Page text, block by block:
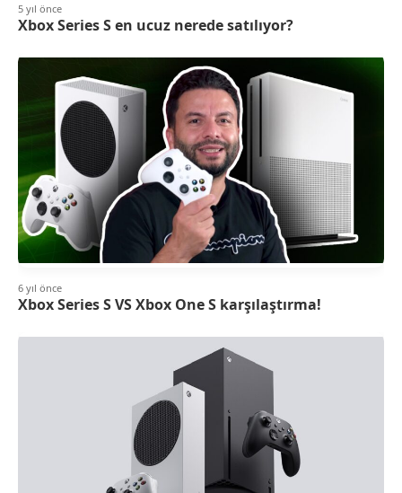
5 yıl önce
Xbox Series S en ucuz nerede satılıyor?
6 yıl önce
Xbox Series S VS Xbox One S karşılaştırma!